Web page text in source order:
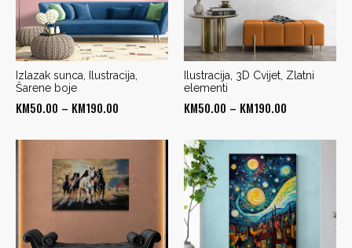
Izlazak sunca, Ilustracija,
Šarene boje
KM50.00 – KM190.00
through
KM190.00
Ilustracija, 3D Cvijet, Zlatni
elementi
KM50.00 – KM190.00
through
KM190.00